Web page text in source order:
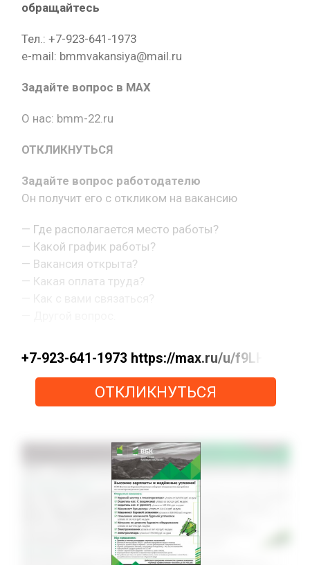
обращайтесь
Тел.: +7-923-641-1973
e-mail: bmmvakansiya@mail.ru
Задайте вопрос в MAX
О нас: bmm-22.ru
ОТКЛИКНУТЬСЯ
Задайте вопрос работодателю
Он получит его с откликом на вакансию
— Где располагается место работы?
— Какой график работы?
— Вакансия открыта?
— Какая оплата труда?
+7-923-641-1973 https://max.ru/u/
ОТКЛИКНУТЬСЯ